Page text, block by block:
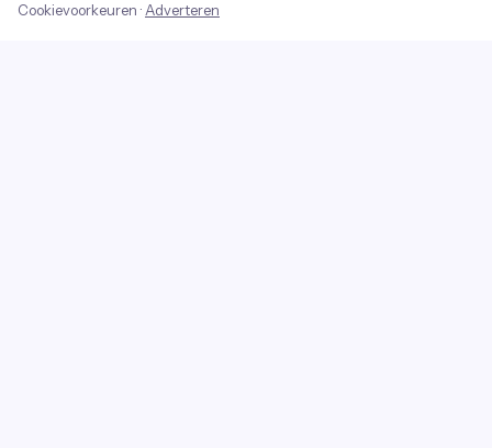
Cookievoorkeuren · Adverteren